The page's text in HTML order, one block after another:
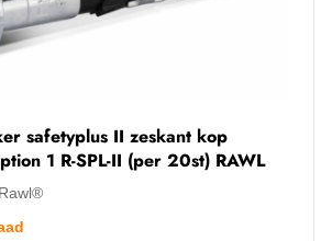
safetyplus II zeskant kop
1 R-SPL-II (per 20st) RAWL
Rawl®